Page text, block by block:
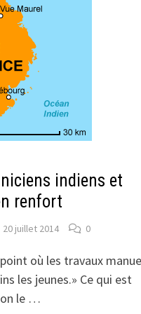
indiens et
renfort
20 juillet 2014 0
où les travaux
les jeunes.» Ce qui est
le …